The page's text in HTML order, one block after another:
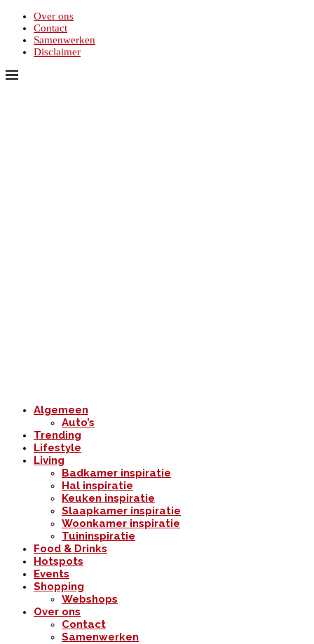
Over ons
Contact
Samenwerken
Disclaimer
Algemeen
Auto’s
Trending
Lifestyle
Living
Badkamer inspiratie
Hal inspiratie
Keuken inspiratie
Slaapkamer inspiratie
Woonkamer inspiratie
Tuininspiratie
Food & Drinks
Hotspots
Events
Shopping
Webshops
Over ons
Contact
Samenwerken